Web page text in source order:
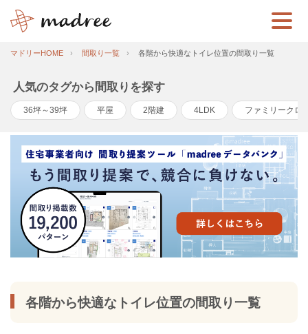
マドリーHOME 間取り一覧 各階から快適なトイレ位置の間取り一覧
人気のタグから間取りを探す
36坪～39坪 平屋 2階建 4LDK ファミリークロ
各階から快適なトイレ位置の間取り一覧